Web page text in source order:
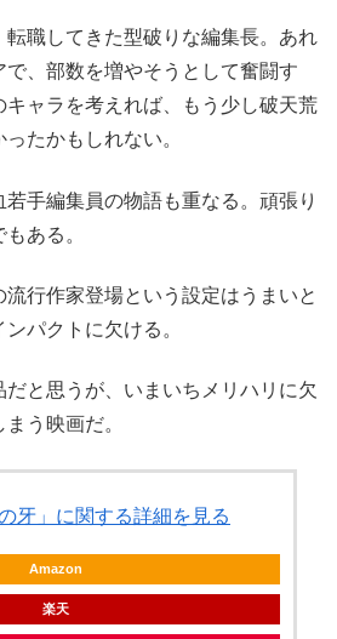
転職してきた型破りな編集長。あれ
、部数を増やそうとして奮闘す
キャラを考えれば、もう少し破天荒
たかもしれない。
手編集員の物語も重なる。頑張り
ある。
行作家登場という設定はうまいと
パクトに欠ける。
と思うが、いまいちメリハリに欠
う映画だ。
牙」に関する詳細を見る
Amazon
楽天